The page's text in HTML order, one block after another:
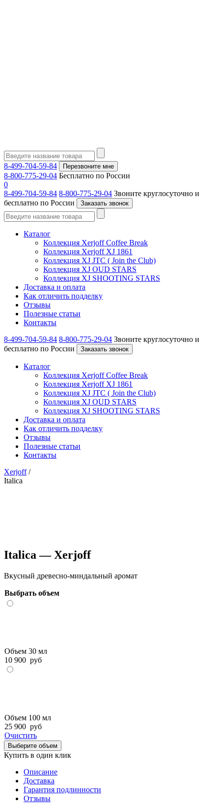
8-499-704-59-84 Перезвоните мне
8-800-775-29-04 Бесплатно по России
0
8-499-704-59-84 8-800-775-29-04 Звоните круглосуточно и
бесплатно по России
Заказать звонок
Каталог
Коллекция Xerjoff Coffee Break
Коллекция Xerjoff XJ 1861
Коллекция XJ JTC ( Join the Club)
Коллекция XJ OUD STARS
Коллекция XJ SHOOTING STARS
Доставка и оплата
Как отличить подделку
Отзывы
Полезные статьи
Контакты
8-499-704-59-84 8-800-775-29-04 Звоните круглосуточно и
бесплатно по России
Заказать звонок
Каталог
Коллекция Xerjoff Coffee Break
Коллекция Xerjoff XJ 1861
Коллекция XJ JTC ( Join the Club)
Коллекция XJ OUD STARS
Коллекция XJ SHOOTING STARS
Доставка и оплата
Как отличить подделку
Отзывы
Полезные статьи
Контакты
Xerjoff /
Italica
Italica — Xerjoff
Вкусный древесно-миндальный аромат
Выбрать объем
Объем 30 мл
10 900 руб
Объем 100 мл
25 900 руб
Очистить
Выберите объем
Купить в один клик
Описание
Доставка
Гарантия подлинности
Отзывы